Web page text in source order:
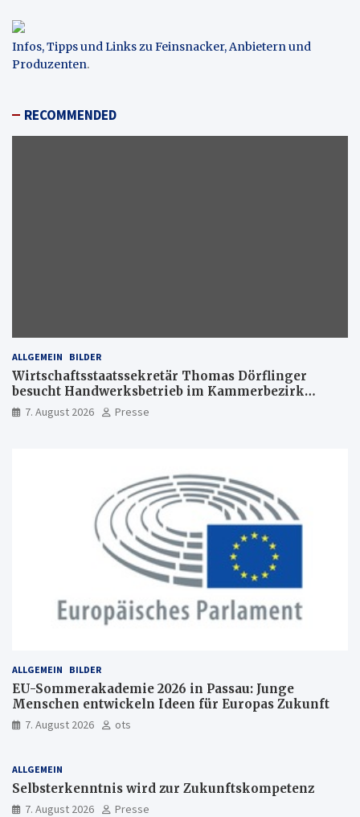
Infos, Tipps und Links zu Feinsnacker, Anbietern und
Produzenten.
RECOMMENDED
ALLGEMEIN BILDER
Wirtschaftsstaatssekretär Thomas Dörflinger
besucht Handwerksbetrieb im Kammerbezirk
Freiburg
7. August 2026 Presse
ALLGEMEIN BILDER
EU-Sommerakademie 2026 in Passau: Junge
Menschen entwickeln Ideen für Europas Zukunft
7. August 2026 ots
ALLGEMEIN
Selbsterkenntnis wird zur Zukunftskompetenz
7. August 2026 Presse